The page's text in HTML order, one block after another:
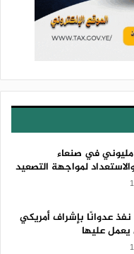
مليوني في صنعاء
لمواجهة التصعيد
نفذ عدوانًا بإشراف أمريكي
يعمل عليها